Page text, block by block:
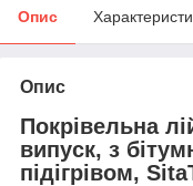
Опис
Опис
Покрівельна
випуск, з
підігрівом,